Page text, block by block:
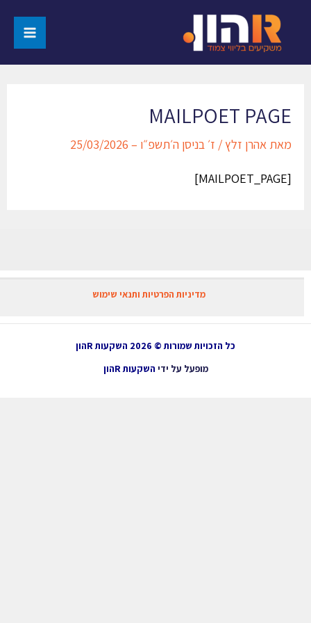
MAILPOET PAGE
מאתאהרן זלץ/ז׳ בניסן ה׳תשפ״ו – 25/03/2026
מדיניות הפרטיות ותנאי שימוש
כל הזכויות שמורות © 2026 השקעות Rהון
מופעל על ידיהשקעות Rהון